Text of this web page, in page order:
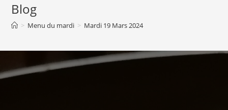
Blog
> Menu du mardi > Mardi 19 Mars 2024